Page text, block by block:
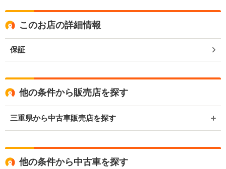
このお店の詳細情報
保証
他の条件から販売店を探す
三重県から中古車販売店を探す
他の条件から中古車を探す